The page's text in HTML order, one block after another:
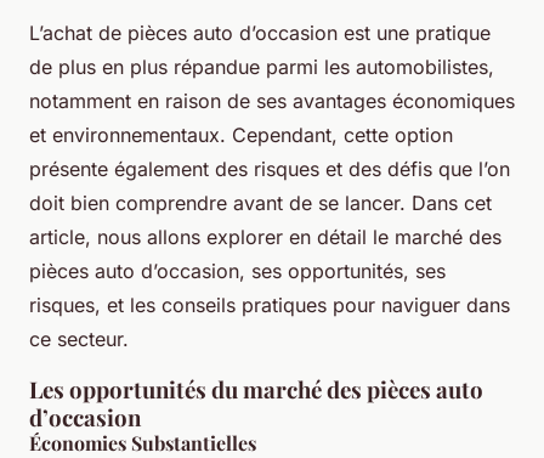
L’achat de pièces auto d’occasion est une pratique
de plus en plus répandue parmi les automobilistes,
notamment en raison de ses avantages économiques
et environnementaux. Cependant, cette option
présente également des risques et des défis que l’on
doit bien comprendre avant de se lancer. Dans cet
article, nous allons explorer en détail le marché des
pièces auto d’occasion, ses opportunités, ses
risques, et les conseils pratiques pour naviguer dans
ce secteur.
Les opportunités du marché des pièces auto
d’occasion
Économies Substantielles